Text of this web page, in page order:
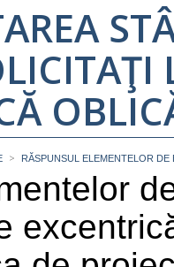
> RĂSPUNSUL ELEMENTELOR